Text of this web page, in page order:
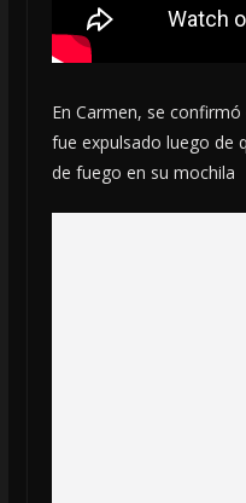
En Carmen, se
fue expulsado luego de
de fuego en su mochila